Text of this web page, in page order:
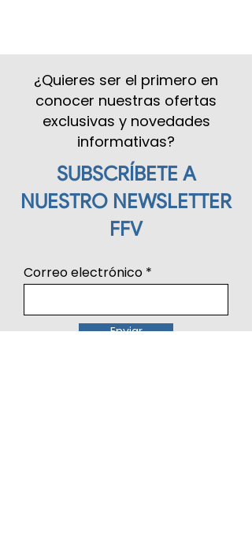
¿Quieres ser el primero en
conocer nuestras ofertas
exclusivas y novedades
informativas?
SUBSCRÍBETE A
NUESTRO NEWSLETTER
FFV
Correo electrónico
Enviar